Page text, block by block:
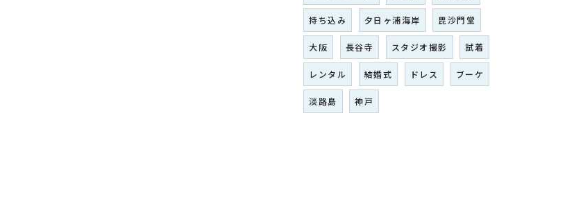
持ち込み 夕日ヶ浦海岸 毘沙門堂
大阪 長谷寺 スタジオ撮影 試着
レンタル 結婚式 ドレス ブーケ
淡路島 神戸